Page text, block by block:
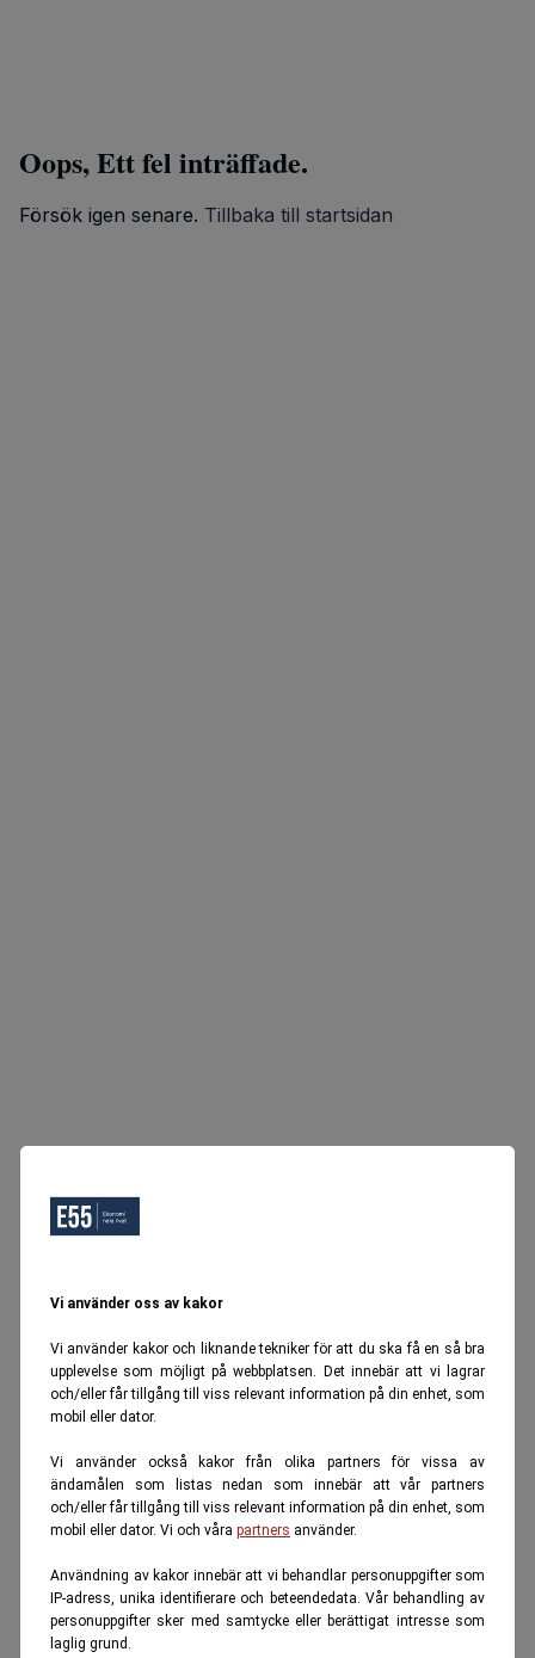
Vi använder oss av kakor
Vi använder kakor och liknande tekniker för att du ska få en så bra
upplevelse som möjligt på webbplatsen. Det innebär att vi lagrar
och/eller får tillgång till viss relevant information på din enhet, som
mobil eller dator.
Vi använder också kakor från olika partners för vissa av
ändamålen som listas nedan som innebär att vår partners
och/eller får tillgång till viss relevant information på din enhet, som
mobil eller dator. Vi och våra partners använder.
Användning av kakor innebär att vi behandlar personuppgifter som
IP-adress, unika identifierare och beteendedata. Vår behandling av
personuppgifter sker med samtycke eller berättigat intresse som
laglig grund.
Oops, Ett fel inträffade.
Försök igen senare. Tillbaka till startsidan